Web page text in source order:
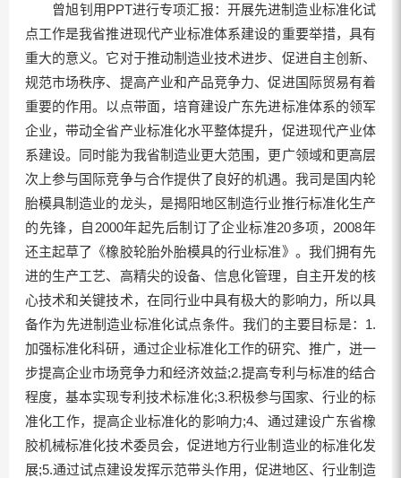
曾旭钊用PPT进行专项汇报：开展先进制造业标准化试
点工作是我省推进现代产业标准体系建设的重要举措，具有
重大的意义。它对于推动制造业技术进步、促进自主创新、
规范市场秩序、提高产业和产品竞争力、促进国际贸易有着
重要的作用。以点带面，培育建设广东先进标准体系的领军
企业，带动全省产业标准化水平整体提升，促进现代产业体
系建设。同时能为我省制造业更大范围，更广领域和更高层
次上参与国际竞争与合作提供了良好的机遇。我司是国内轮
胎模具制造业的龙头，是揭阳地区制造行业推行标准化生产
的先锋，自2000年起先后制订了企业标准20多项，2008年
还主起草了《橡胶轮胎外胎模具的行业标准》。我们拥有先
进的生产工艺、高精尖的设备、信息化管理，自主开发的核
心技术和关键技术，在同行业中具有极大的影响力，所以具
备作为先进制造业标准化试点条件。我们的主要目标是：1.
加强标准化科研，通过企业标准化工作的研究、推广，迸一
步提高企业市场竞争力和经济效益;2.提高专利与标准的结合
程度，基本实现专利技术标准化;3.积极参与国家、行业的标
准化工作，提高企业标准化的影响力;4、通过建设广东省橡
胶机械标准化技术委员会，促进地方行业制造业的标准化发
展;5.通过试点建设发挥示范带头作用，促进地区、行业制造